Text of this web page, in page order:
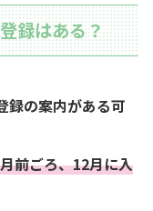
録はある？
録の案内がある可
前ごろ、12月に入